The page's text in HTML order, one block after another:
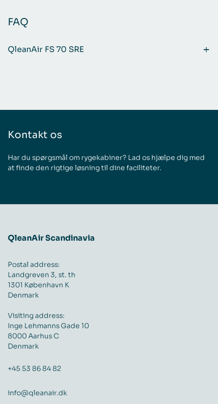
FAQ
QleanAir FS 70 SRE
Kontakt os
Har du spørgsmål om rygekabiner? Lad os hjælpe dig med
at finde den rigtige løsning til dine faciliteter.
QleanAir Scandinavia
Postal address:
Landgreven 3, st. th
1301 København K
Denmark
Visiting address:
Inge Lehmanns Gade 10
8000 Aarhus C
Denmark
+45 53 86 84 82
info@qleanair.dk